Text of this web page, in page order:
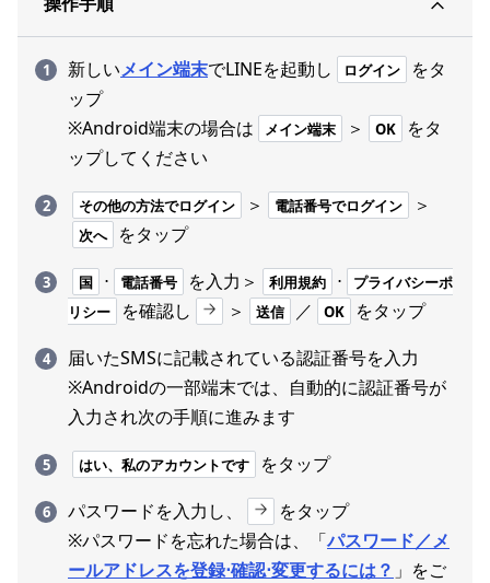
新しいメイン端末でLINEを起動し ログイン
をタ
ップ
※Android端末の場合は
メイン端末 ＞ OK
をタ
ップしてください
その他の方法でログイン ＞ 電話番号でログイン ＞
次へ をタップ
国 ⋅ 電話番号 を入力＞ 利用規約 ⋅
プライバシーポ
リシー
を確認し ＞ 送信 ／ OK
をタップ
届いたSMSに記載されている認証番号を入力
※Androidの一部端末では、自動的に認証番号が
入力され次の手順に進みます
はい、私のアカウントです
をタップ
パスワードを入力し、
をタップ
※パスワードを忘れた場合は、「パスワード／メ
ールアドレスを登録⋅確認⋅変更するには？ 」をご